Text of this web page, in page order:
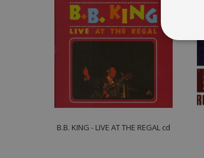
B.B. KING - LIVE AT THE REGAL cd